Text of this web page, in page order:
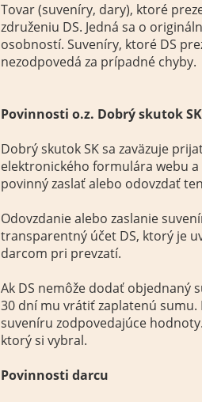
Tovar (suveníry, dary), ktoré
združeniu DS. Jedná sa o
osobností. Suveníry, ktoré DS
nezodpovedá za prípadné chyby.
Povinnosti o.z. Dobrý skutok SK
Dobrý skutok SK sa zaväzuje
elektronického formulára webu
povinný zaslať alebo odovzdať
Odovzdanie alebo zaslanie
transparentný účet DS, ktorý je
darcom pri prevzatí.
Ak DS nemôže dodať objednaný
30 dní mu vrátiť zaplatenú
suveníru zodpovedajúce
ktorý si vybral.
Povinnosti darcu